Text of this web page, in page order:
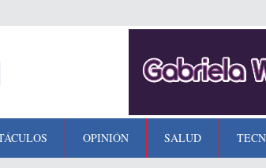
OPINIÓN SALUD